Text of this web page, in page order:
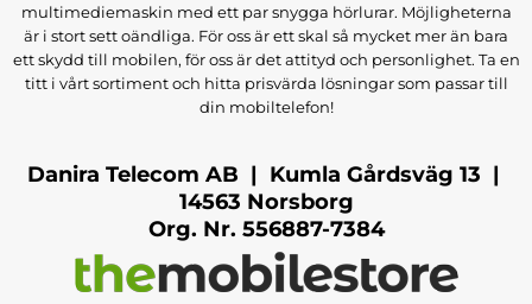
multimediemaskin med ett par snygga hörlurar. Möjligheterna
är i stort sett oändliga. För oss är ett skal så mycket mer än bara
ett skydd till mobilen, för oss är det attityd och personlighet. Ta en
titt i vårt sortiment och hitta prisvärda lösningar som passar till
din mobiltelefon!
Danira Telecom AB | Kumla Gårdsväg 13 |
14563 Norsborg
Org. Nr. 556887-7384